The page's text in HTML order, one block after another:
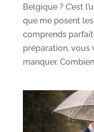
Belgique ? C’est
que me posent
comprends
préparation, vous
manquer.